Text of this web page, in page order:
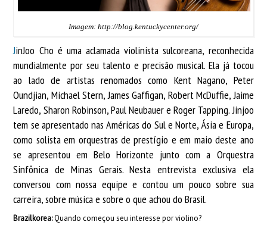
Imagem: http://blog.kentuckycenter.org/
JinJoo Cho é uma aclamada violinista sulcoreana, reconhecida
mundialmente por seu talento e precisão musical. Ela já tocou
ao lado de artistas renomados como Kent Nagano, Peter
Oundjian, Michael Stern, James Gaffigan, Robert McDuffie, Jaime
Laredo, Sharon Robinson, Paul Neubauer e Roger Tapping. Jinjoo
tem se apresentado nas Américas do Sul e Norte, Ásia e Europa,
como solista em orquestras de prestígio e em maio deste ano
se apresentou em Belo Horizonte junto com a Orquestra
Sinfônica de Minas Gerais. Nesta entrevista exclusiva ela
conversou com nossa equipe e contou um pouco sobre sua
carreira, sobre música e sobre o que achou do Brasil.
Brazilkorea:Quando começou seu interesse por violino?